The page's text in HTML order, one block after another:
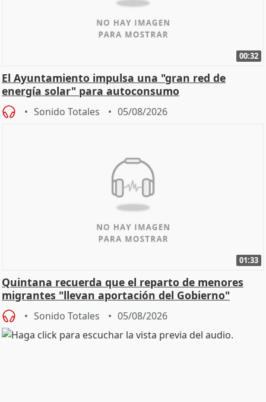
00:32
El Ayuntamiento impulsa una "gran red de
energía solar" para autoconsumo
Sonido Totales 05/08/2026
01:33
Quintana recuerda que el reparto de menores
migrantes "llevan aportación del Gobierno"
central
Sonido Totales 05/08/2026